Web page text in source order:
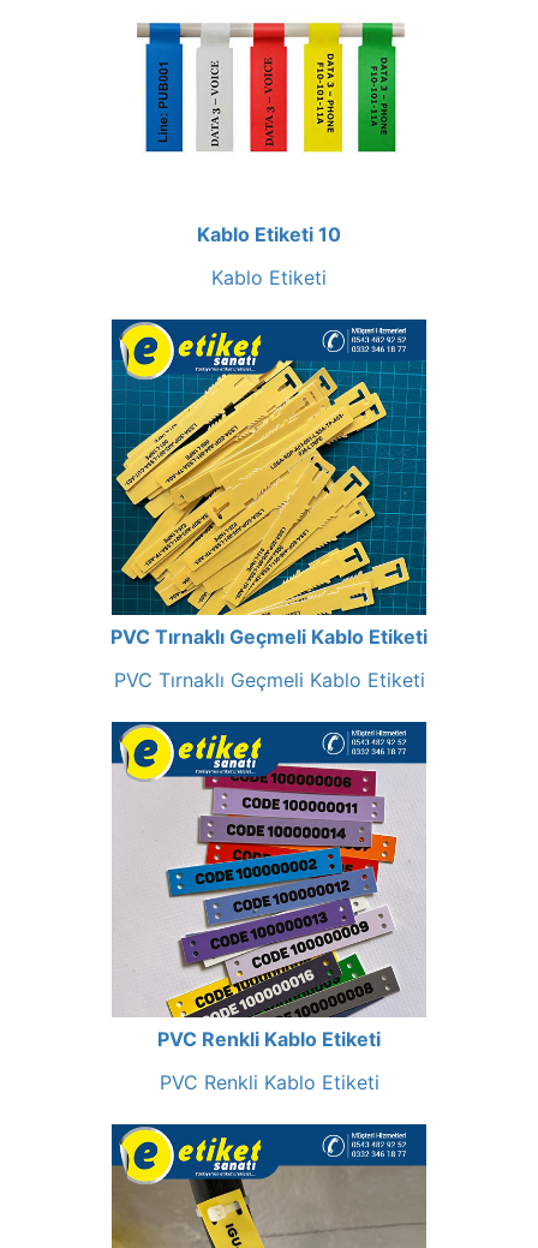
Kablo Etiketi 10
Kablo Etiketi
PVC Tırnaklı Geçmeli Kablo Etiketi
PVC Tırnaklı Geçmeli Kablo Etiketi
PVC Renkli Kablo Etiketi
PVC Renkli Kablo Etiketi